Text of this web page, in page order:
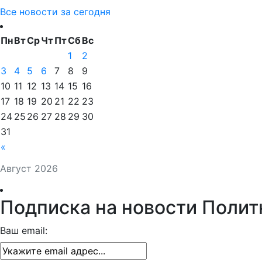
Все новости за сегодня
Август 2026
ПнВтСрЧтПтСбВс
«
1
2
3
4 5 6 7 8
9
10 11 12 13 14 15 16
17 18 19 20 21 22 23
24 25 26 27 28 29 30
31
Подписка на новости
Ваш email: